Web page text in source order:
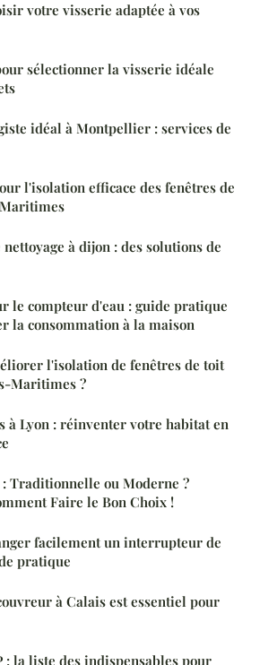
votre visserie adaptée à vos
sélectionner la visserie idéale
idéal à Montpellier : services de
l'isolation efficace des fenêtres de
à dijon : des solutions de
le compteur d'eau : guide pratique
la consommation à la maison
l'isolation de fenêtres de toit
Maritimes ?
à Lyon : réinventer votre habitat en
Traditionnelle ou Moderne ?
Faire le Bon Choix !
facilement un interrupteur de
pratique
à Calais est essentiel pour
: la liste des indispensables pour